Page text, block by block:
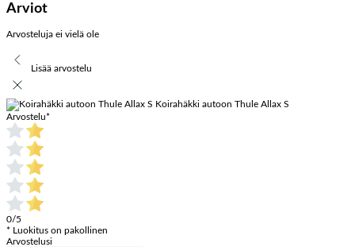
Arviot
Arvosteluja ei vielä ole
Lisää arvostelu
Koirahäkki autoon Thule Allax S
Arvostelu*
0/5
* Luokitus on pakollinen
Arvostelusi